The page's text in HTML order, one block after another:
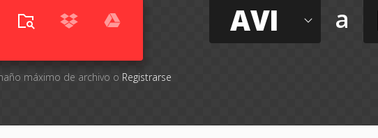
máximo de archivo o Registrarse
AVI a